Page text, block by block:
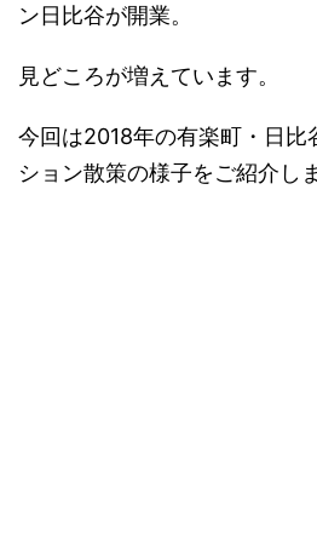
ン日比谷が開業。
見どころが増えています。
今回は2018年の有楽町・日比
ション散策の様子をご紹介し